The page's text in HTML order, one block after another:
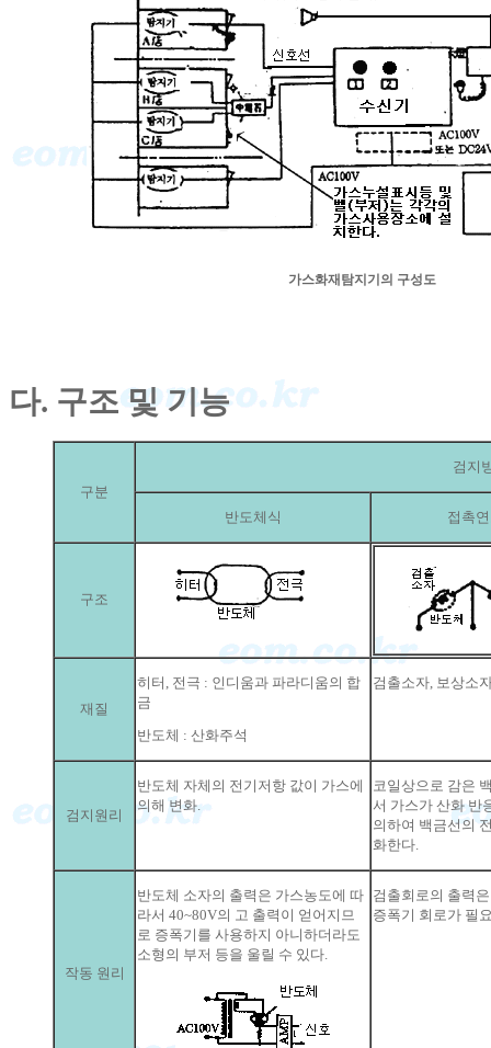
가스화재탐지기의 구성도
다. 구조 및 기능
구분
검지
반도체식 접촉
구조
재질
히터, 전극 : 인디움과 파라디움의 합
금
반도체 : 산화주석
검출소자, 보상소
검지원리
반도체 자체의 전기저항 값이 가스에
의해 변화.
코일상으로 감은
서 가스가 산화 반
의하여 백금선의
화한다.
작동 원리
반도체 소자의 출력은 가스농도에 따
라서 40~80V의 고 출력이 얻어지므
로 증폭기를 사용하지 아니하더라도
소형의 부저 등을 울릴 수 있다.
검출회로의 출력
증폭기 회로가 필